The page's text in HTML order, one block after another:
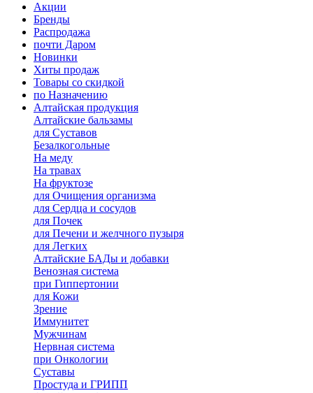
Акции
Бренды
Распродажа
почти Даром
Новинки
Хиты продаж
Товары со скидкой
по Назначению
Алтайская продукция
Алтайские бальзамы
для Суставов
Безалкогольные
На меду
На травах
На фруктозе
для Очищения организма
для Сердца и сосудов
для Почек
для Печени и желчного пузыря
для Легких
Алтайские БАДы и добавки
Венозная система
при Гиппертонии
для Кожи
Зрение
Иммунитет
Мужчинам
Нервная система
при Онкологии
Суставы
Простуда и ГРИПП